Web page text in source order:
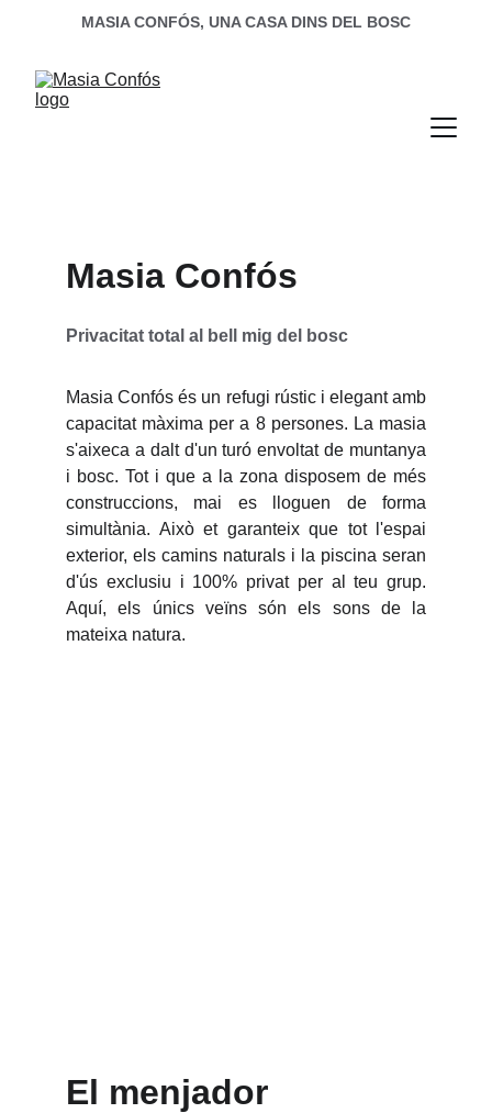
MASIA CONFÓS, UNA CASA DINS DEL BOSC
Masia Confós
Privacitat total al bell mig del bosc
Masia Confós és un refugi rústic i elegant amb
capacitat màxima per a 8 persones. La masia
s'aixeca a dalt d'un turó envoltat de muntanya
i bosc. Tot i que a la zona disposem de més
construccions, mai es lloguen de forma
simultània. Això et garanteix que tot l'espai
exterior, els camins naturals i la piscina seran
d'ús exclusiu i 100% privat per al teu grup.
Aquí, els únics veïns són els sons de la
mateixa natura.
El menjador